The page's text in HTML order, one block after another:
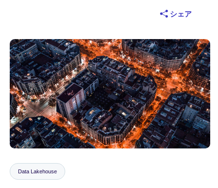
公的機関
ヘルスケア
教育
ニュースルーム
シェア
Data Lakehouse